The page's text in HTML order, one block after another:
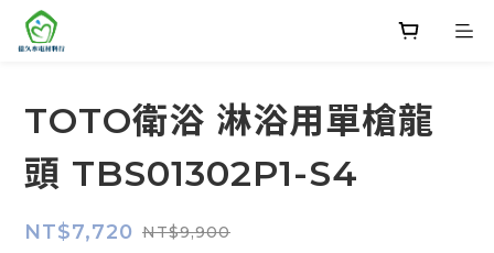
TOTO衛浴 淋浴用單槍龍
頭 TBS01302P1-S4
NT$7,720 NT$9,900